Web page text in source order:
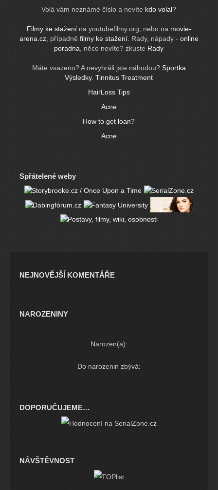
Volá vám neznámé číslo a nevíte kdo volal?
Filmy ke stažení na youtubefilmy.org, nebo na movie-
arena.cz , případně filmy ke stažení . Rady, nápady - online
poradna , něco nevíte? zkuste Rady
Máte vsazeno? A nevyhráli jste náhodou? Sportka
Výsledky.Tinnitus Treatment
HairLoss Tips
Acne
How to get loan?
Acne
Spřátelené weby
NEJNOVĚJŠÍ KOMENTÁŘE
NAROZENINY
Narozen(a):
Do narozenin zbývá:
DOPORUČUJEME…
NÁVŠTĚVNOST